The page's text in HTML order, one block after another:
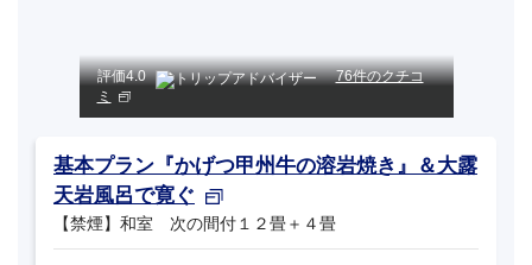
評価4.0
76件のクチコ
ミ
基本プラン『かげつ甲州牛の溶岩焼き』＆大露
天岩風呂で寛ぐ
【禁煙】和室 次の間付１２畳＋４畳